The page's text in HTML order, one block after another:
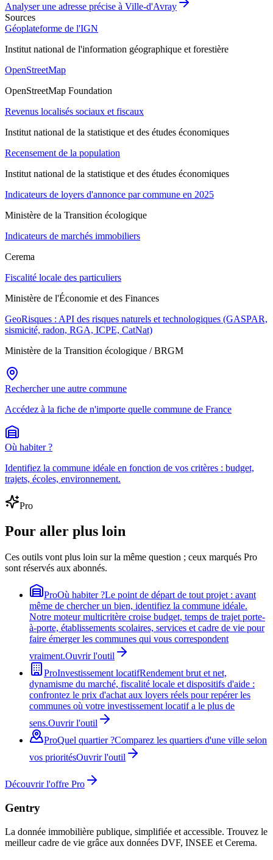
Analyser une adresse précise à Ville-d'Avray
Sources
Géoplateforme de l'IGN
Institut national de l'information géographique et forestière
OpenStreetMap
OpenStreetMap Foundation
Revenus localisés sociaux et fiscaux
Institut national de la statistique et des études économiques
Recensement de la population
Institut national de la statistique et des études économiques
Indicateurs de loyers d'annonce par commune en 2025
Ministère de la Transition écologique
Indicateurs de marchés immobiliers
Cerema
Fiscalité locale des particuliers
Ministère de l'Économie et des Finances
GeoRisques : API des risques naturels et technologiques (GASPAR,
sismicité, radon, RGA, ICPE, CatNat)
Ministère de la Transition écologique / BRGM
Rechercher une autre commune
Accédez à la fiche de n'importe quelle commune de France
Où habiter ?
Identifiez la commune idéale en fonction de vos critères : budget,
trajets, écoles, environnement.
Pro
Pour aller plus loin
Ces outils vont plus loin sur la même question ; ceux marqués Pro
sont réservés aux abonnés.
ProOù habiter ?Le point de départ de tout projet : avant
même de chercher un bien, identifiez la commune idéale.
Notre moteur multicritère croise budget, temps de trajet porte-
à-porte, établissements scolaires, services et cadre de vie pour
faire émerger les communes qui vous correspondent
vraiment.Ouvrir l'outil
ProInvestissement locatifRendement brut et net,
dynamisme du marché, fiscalité locale et dispositifs d'aide :
confrontez le prix d'achat aux loyers réels pour repérer les
communes où votre investissement locatif a le plus de
sens.Ouvrir l'outil
ProQuel quartier ?Comparez les quartiers d'une ville selon
vos prioritésOuvrir l'outil
Découvrir l'offre Pro
Gentry
La donnée immobilière publique, simplifiée et accessible. Trouvez le
meilleur cadre de vie grâce aux données DVF, INSEE et Cerema.